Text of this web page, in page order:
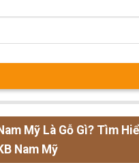
Mỹ Là Gỗ Gì? Tìm
Nam Mỹ